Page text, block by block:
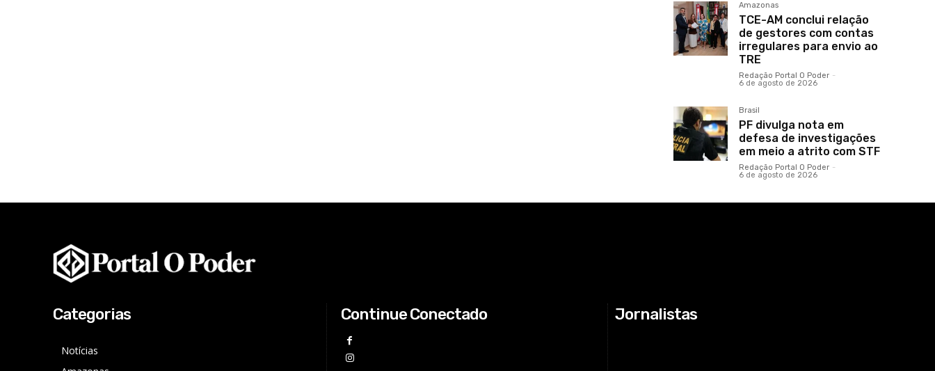
Amazonas
TCE-AM conclui relação
de gestores com contas
irregulares para envio ao
TRE
Redação Portal O Poder -
6 de agosto de 2026
Brasil
PF divulga nota em
defesa de investigações
em meio a atrito com STF
Redação Portal O Poder -
6 de agosto de 2026
Categorias
Notícias
Continue Conectado Jornalistas